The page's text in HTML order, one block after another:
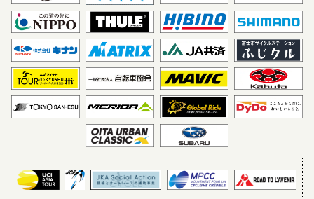
Astemo 宇都宮ブリッツェ
ン
VC福岡